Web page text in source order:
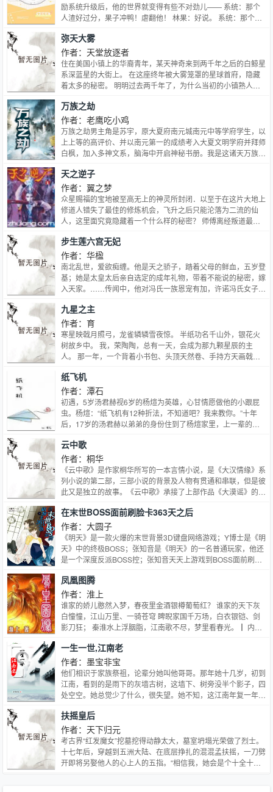
励系统升级后，他的世界就变得有些不对劲儿—— 系统：那个
人渣好过分，果子冲鸭！虐翻他！ 林果：好说。 系统：那个反
才能好，果子冲鸭！睡了他！ 林·卖艺不**·果：……MDZZ！辣
鸡系统你说啥？！ 1Ｖ1，HE，主系统精分套路攻Ｘ小员工戏精
皮皮受 晏柏Ｘ林果 轻松甜宠，苏爽治愈，还有一点皮～…
弥天大雾
作者：天堂放逐者
住在美国小镇上的华裔青年，某天神奇来到两千年之后的白鲸星
系深蓝星的大街上。 在这座终年被大雾笼罩的星球首府，隐藏
着太多的秘密。 明明过去两千年了，为什么当初的小镇熟人还
是星球球长…… 主角：上帝，我前二十年到底住在一个什么样
的镇上=口= 一只蝙蝠从他旁边飞过，用优雅圆滑的声音低声轻
笑——演出开始了。 ↑以作者的属性，这怎么可能只是一个机甲
文呢╮(╯_╰)╭ PS：这是一场弥天大误 内容标签：血族 机甲
异能 搜索关键字：主角：温栾、赛路斯┃其它：黑暗议会，教
万族之劫
作者：老鹰吃小鸡
万族之劫男主角是苏宇，原大夏府南元城南元中等学府学生，以
上上等的高评价、并以南元第一的成绩考入大夏文明学府并拜师
白枫，加入多神文系，脑海中开启神秘书册。我是这诸天万族的
天之逆子
作者：翼之梦
众星赐福的宝地被至高无上的神灵所封闭．以至于在这片大地上
修道人错失了最佳的修炼机会，飞升之后只能沦落为二流的仙
人，这里面究竟隐藏着一个什么样的秘密？ 师傅离经叛道最终
之力的封天法阵又该如何打破？ 个性乖张的名门弃徒楚梦忱：
天资聪慧的采药童子雨墨；上古仙人留下的天外洞府；神奇叵测
的大五行诀；通灵剔透的星幻宝玉；遨游北海的千年金鳌 本书
向你讲述了一个诡魅绚丽的传奇神话！一个来自飞仙世界的人间
传说！
步生莲六宫无妃
作者：华楹
南北乱世，爱欲痴缠。他是天之骄子，踏着父母的鲜血，五岁登
基；她是太皇太后亲自选定的成年礼物，带着不能说的秘密，嫁
入天家。……传闻中，他对冯氏一族恩宠有加，许诺冯氏女子、
探朕的底线，后位朕要留给最心爱的女子，至于子嗣——朕绝不
允许，带有冯氏血脉的子嗣出生。”传闻中，他不顾重臣反对，
以帝王之尊，一步一叩首，登上千佛洞顶，只为在神像前祈愿：
“求与重病的妻子，平分余年阳寿，同年同月，同赴黄泉。”……
九星之主
作者：育
寒星映戟月照弓，龙雀辚辚雪夜惊。 半纸功名千山外，银花火
树故乡中。 我，荣陶陶，总有一天，会成为那九颗星辰的主
人。 那一年，一个背着小书包、头顶天然卷、手持方天画戟的
纸飞机
作者：潭石
初遇，5岁汤君赫视6岁的杨煊为英雄，心甘情愿做他的小跟屁
虫。杨煊：“纸飞机有12种折法，不知道吧？我来教你。”十年
后，17岁的汤君赫以弟弟的身份住到了杨煊家里，上一辈的恩
那个人会输，我早就知道，但我乐意。”一晃又一个十年过去，
28岁的汤君赫与29岁的杨煊意外重逢，是物是人非事事休还是
物非人是景长留？同处黑暗里的两个人，谁也成不了谁的光。那
就一起走吧，一起寻找光。王子骑白马月亮不见啦还有猫咪总是
追着尾巴有多傻小时候的记忆好无价——林忆莲《纸飞机》
云中歌
作者：桐华
《云中歌》是作家桐华所写的一本言情小说，是《大汉情缘》系
列小说的第二部，三部小说的背景及人物有贯通和串联，但是彼
此又是独立的故事。《云中歌》承接了上部作品《大漠谣》的故
弗陵和才子孟珏的爱情故事。
在末世BOSS面前刷脸卡363天之后
作者：大圆子
《明天》是一款火爆的末世背景3D键盘网络游戏；Y博士是《明
天》中的终极BOSS；张知音是《明天》的一名普通玩家，他还
是一个深度反派BOSS控；张知音天天上游戏到BOSS面前刷脸
有玩家、极度真实的《明天》世界里。从此过上了白天用键盘和
鼠标调戏BOSS，晚上在现实版明天中被丧尸小怪和BOSS虐的
忧伤日子。BOSS攻VS知音受
凤凰图腾
作者：淮上
谁家的娇儿憨然入梦，春夜里金酒银樽葡萄红？ 谁家的天下灰
白憧憧，江山万里、一骑苍穹 睥睨家国千万场，白衣银铠、剑
影刀狂； 秦淮水上浮胭脂，江南歌不尽，梦里看春光。┃ 内容
德┃ 其它：强强宫廷文
一生一世,江南老
作者：墨宝非宝
他们相识于家族祭祖，论辈分她叫他哥哥。那年她十几岁，初到
江南，看到的是雨下的灰墙古树，这墙下、树旁没半个影子，四
处空空。她总觉少了什么，很失望。她不知，这江南年复一年等
人只合江南老。”你若不归，我不会老去。主角：沈昭昭，沈
策…
扶摇皇后
作者：天下归元
考古界“红发魔女”挖墓挖得动静太大，墓室坍塌光荣做了烈士。
十七年后，穿越到五洲大陆、在底层挣扎的混混孟扶摇，一刀劈
开即将另娶他人的心上人的五指。“相信我，她会是个十全十美